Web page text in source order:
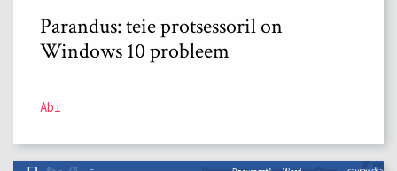
Parandus: teie protsessoril on
Windows 10 probleem
Abi